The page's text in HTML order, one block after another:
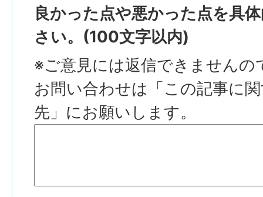
良かった点や悪かった点を具
さい。(100文字以内)
※ご意見には返信できませんの
お問い合わせは「この記事に
先」にお願いします。